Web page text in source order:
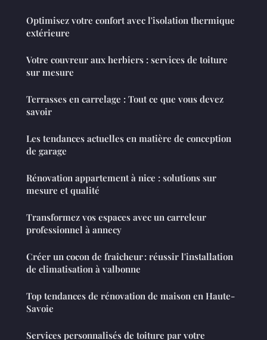
Optimisez votre confort avec l'isolation thermique
extérieure
Votre couvreur aux herbiers : services de toiture
sur mesure
Terrasses en carrelage : Tout ce que vous devez
savoir
Les tendances actuelles en matière de conception
de garage
Rénovation appartement à nice : solutions sur
mesure et qualité
Transformez vos espaces avec un carreleur
professionnel à annecy
Créer un cocon de fraîcheur : réussir l'installation
de climatisation à valbonne
Top tendances de rénovation de maison en Haute-
Savoie
Services personnalisés de toiture par votre